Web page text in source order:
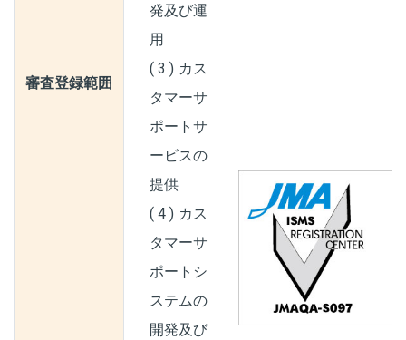
審査登録範囲
発及び運
用
カス
タマーサ
ポートサ
ービスの
提供
カス
タマーサ
ポートシ
ステムの
開発及び